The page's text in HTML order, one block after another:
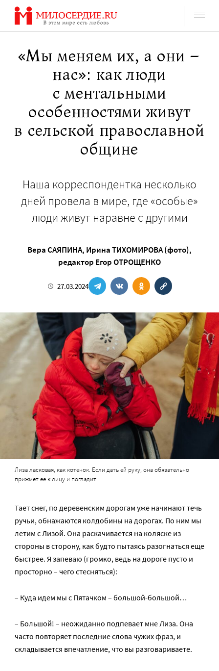
Перейти
содержанию
«Мы меняем их, а они –
нас»: как люди
с ментальными
особенностями живут
в сельской православной
общине
Наша корреспондентка несколько
дней провела в мире, где «особые»
люди живут наравне с другими
Вера САЯПИНА, Ирина ТИХОМИРОВА (фото),
редактор Егор ОТРОЩЕНКО
27.03.2024
Лиза ласковая, как котенок. Если дать ей руку, она обязательно
прижмет её к лицу и погладит
Тает снег, по деревенским дорогам уже начинают течь
ручьи, обнажаются колдобины на дорогах. По ним мы
летим с Лизой. Она раскачивается на коляске из
стороны в сторону, как будто пытаясь разогнаться еще
быстрее. Я запеваю (громко, ведь на дороге пусто и
просторно – чего стесняться):
– Куда идем мы с Пятачком – большой-большой…
– Большой! – неожиданно подпевает мне Лиза. Она
часто повторяет последние слова чужих фраз, и
складывается впечатление, что вы разговариваете.